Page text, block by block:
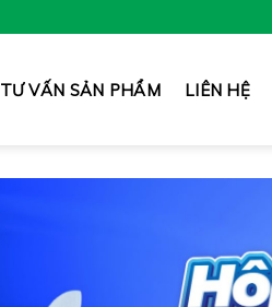
TƯ VẤN SẢN PHẨM LIÊN HỆ